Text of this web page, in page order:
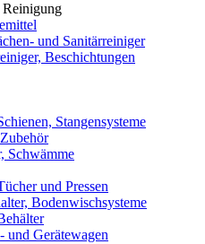
und Sanitärreiniger
Beschichtungen
Stangensysteme
Schwämme
und Pressen
Bodenwischsysteme
und Gerätewagen